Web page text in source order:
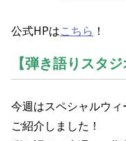
公式HPはこちら ！
【弾き語りスタジ
今週はスペシャルウ
ご紹介しました！